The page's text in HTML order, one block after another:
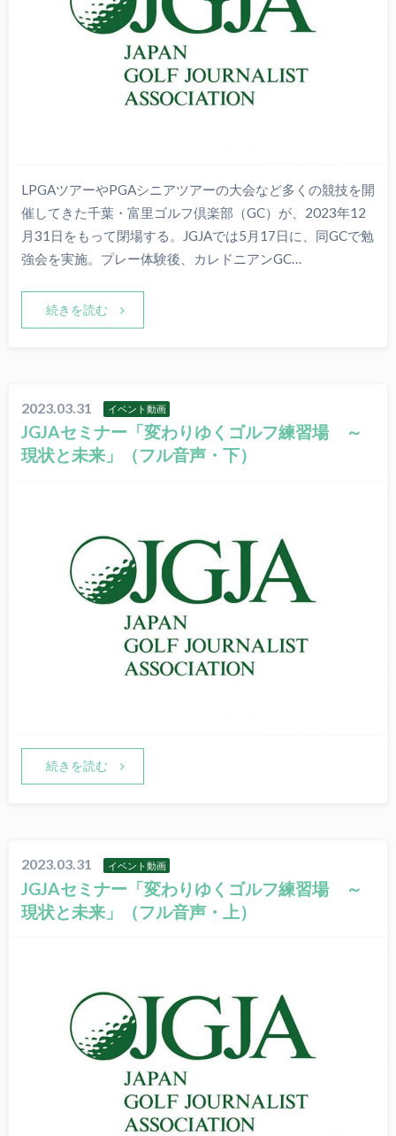
LPGAツアーやPGAシニアツアーの大会など多くの競技を開
催してきた千葉・富里ゴルフ倶楽部（GC）が、2023年12
月31日をもって閉場する。JGJAでは5月17日に、同GCで勉
強会を実施。プレー体験後、カレドニアンGC…
続きを読む
2023.03.31 イベント動画
JGJAセミナー「変わりゆくゴルフ練習場 ～
現状と未来」（フル音声・下）
続きを読む
2023.03.31 イベント動画
JGJAセミナー「変わりゆくゴルフ練習場 ～
現状と未来」（フル音声・上）